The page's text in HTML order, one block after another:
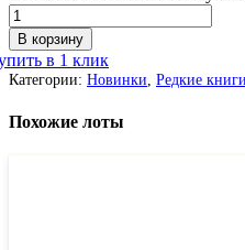
В корзину
в 1 клик
Категории: Новинки Редкие книги
Похожие лоты